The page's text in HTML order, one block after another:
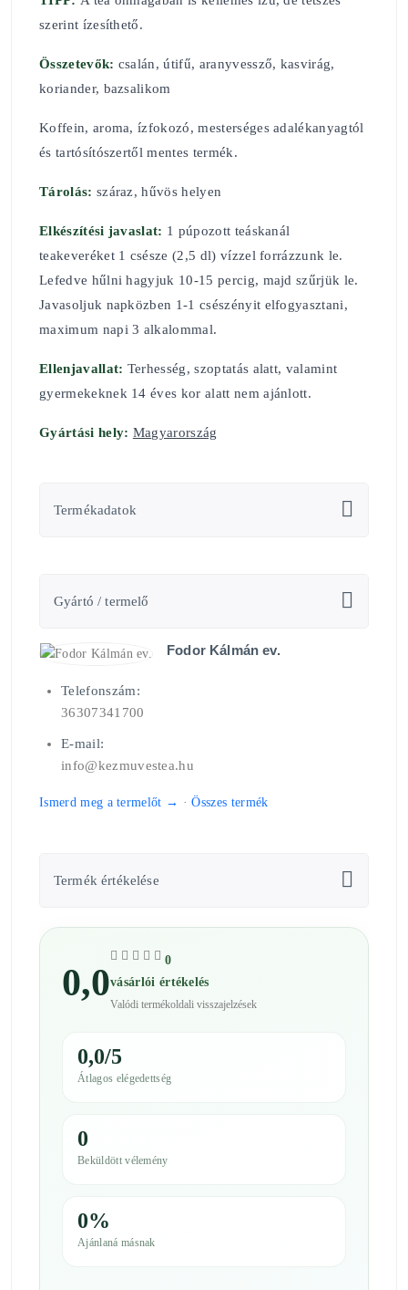
szerint ízesíthető.
Összetevők: csalán, útifű, aranyvessző, kasvirág,
koriander, bazsalikom
Koffein, aroma, ízfokozó, mesterséges adalékanyagtól
és tartósítószertől mentes termék.
Tárolás: száraz, hűvös helyen
Elkészítési javaslat: 1 púpozott teáskanál
teakeveréket 1 csésze (2,5 dl) vízzel forrázzunk le.
Lefedve hűlni hagyjuk 10-15 percig, majd szűrjük le.
Javasoljuk napközben 1-1 csészényit elfogyasztani,
maximum napi 3 alkalommal.
Ellenjavallat: Terhesség, szoptatás alatt, valamint
gyermekeknek 14 éves kor alatt nem ajánlott.
Gyártási hely: Magyarország
Termékadatok
Gyártó / termelő
Fodor Kálmán ev.
Telefonszám:
36307341700
E-mail:
info@kezmuvestea.hu
Ismerd meg a termelőt → ·Összes termék
Termék értékelése
0,0
0
vásárlói értékelés
Valódi termékoldali visszajelzések
0,0/5
Átlagos elégedettség
0
Beküldött vélemény
0%
Ajánlaná másnak